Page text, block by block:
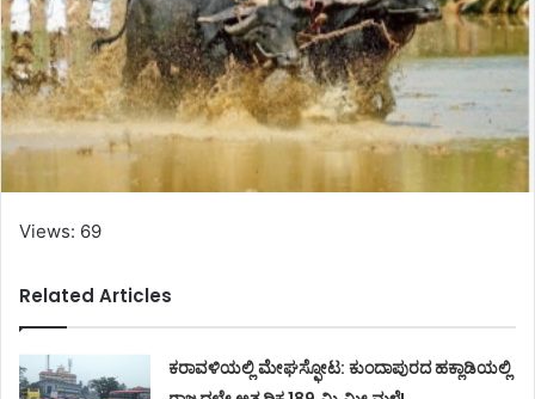
Views: 69
Related Articles
ಕರಾವಳಿಯಲ್ಲಿ ಮೇಘಸ್ಫೋಟ: ಕುಂದಾಪುರದ ಹಕ್ಲಾಡಿಯಲ್ಲಿ